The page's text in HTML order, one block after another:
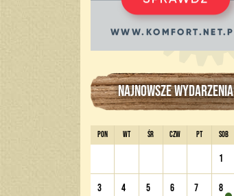
NAJNOWSZE WYDARZENIA
PON WT ŚR CZW PT SOB
1
3 4 5 6 7 8